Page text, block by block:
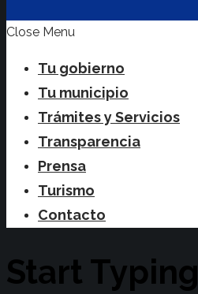
Close Menu
Tu gobierno
Tu municipio
Trámites y Servicios
Transparencia
Prensa
Turismo
Contacto
Start Typing